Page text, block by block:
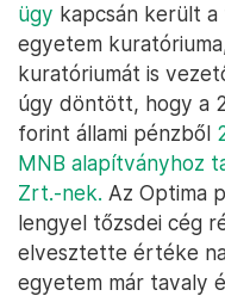
ügy kapcsán került
egyetem
kuratóriumát is
úgy döntött, hogy a
forint állami pénzből
MNB alapítványhoz
Zrt.-nek. Az Optima
lengyel tőzsdei cég
elvesztette értéke
egyetem már tavaly